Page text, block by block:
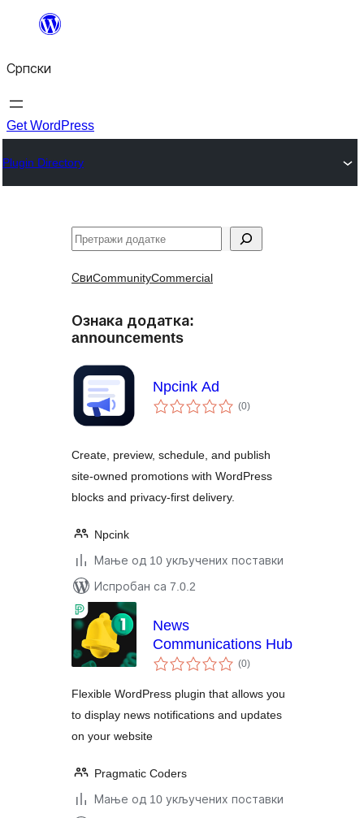
Скочи
садржај
Српски
Get WordPress
Plugin Directory
Претрага
СвиCommunityCommercial
Ознака додатка:
announcements
Npcink Ad
(0укупних
оцена
)
Create, preview, schedule, and publish
site-owned promotions with WordPress
blocks and privacy-first delivery.
Npcink
Мање од 10 укључених поставки
Испробан са 7.0.2
News
Communications Hub
(0укупних
оцена
)
Flexible WordPress plugin that allows you
to display news notifications and updates
on your website
Pragmatic Coders
Мање од 10 укључених поставки